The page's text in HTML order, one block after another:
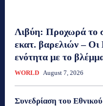
Λιβύη: Προχωρά το
εκατ. βαρελιών –
ενότητα με το
WORLD August 7, 2026
Συνεδρίαση του